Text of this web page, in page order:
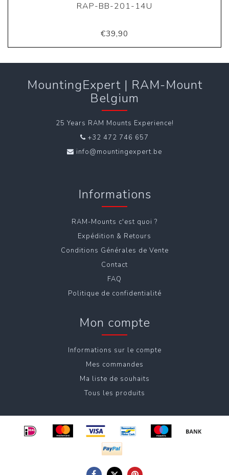
RAP-BB-201-14U
€39,90
MountingExpert | RAM-Mount
Belgium
25 Years RAM Mounts Experience!
+32 472 746 657
info@mountingexpert.be
Informations
RAM-Mounts c'est quoi ?
Expédition & Retours
Conditions Générales de Vente
Contact
FAQ
Politique de confidentialité
Mon compte
Informations sur le compte
Mes commandes
Ma liste de souhaits
Tous les produits